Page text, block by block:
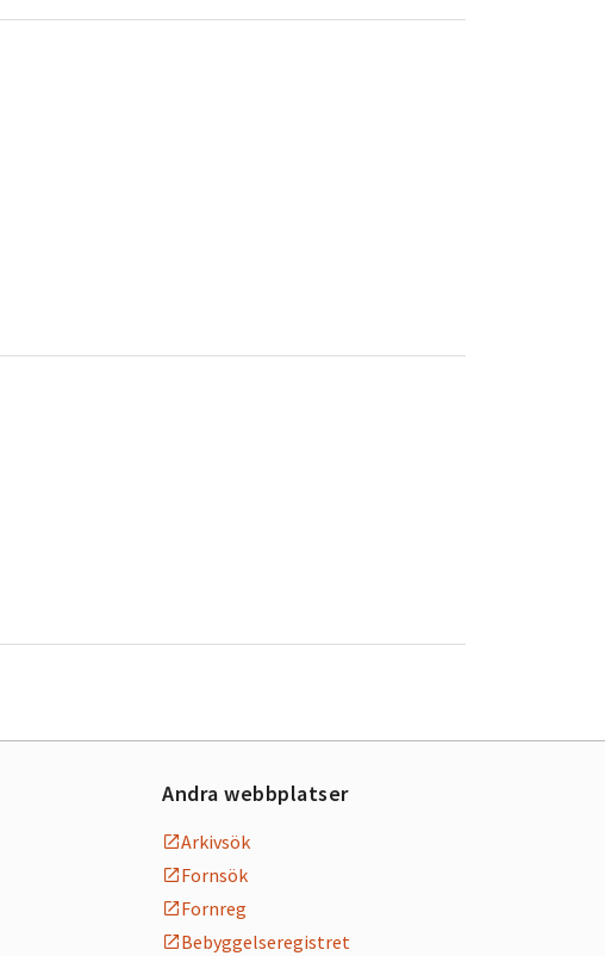
Andra webbplatser
Arkivsök
Fornsök
Fornreg
Bebyggelseregistret